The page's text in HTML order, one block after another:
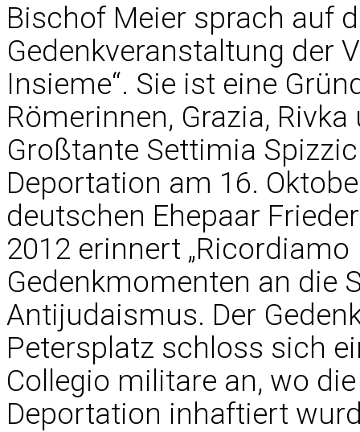
Bischof Meier sprach auf
Gedenkveranstaltung der
Insieme“. Sie ist eine
Römerinnen, Grazia,
Großtante Settimia
Deportation am 16.
deutschen Ehepaar
2012 erinnert
Gedenkmomenten an die
Antijudaismus. Der
Petersplatz schloss sich
Collegio militare an, wo
Deportation inhaftiert